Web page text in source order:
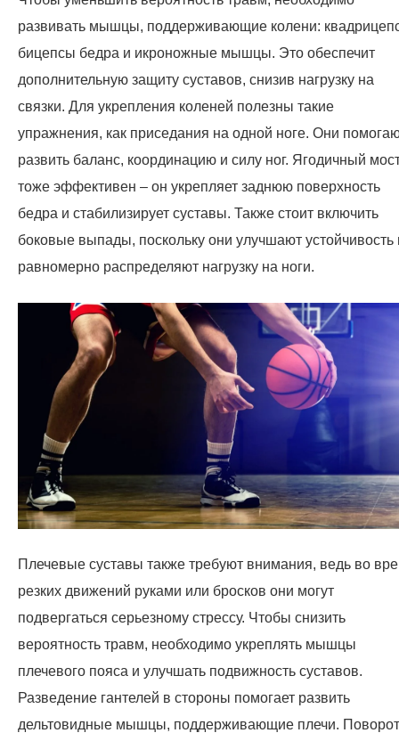
развивать мышцы, поддерживающие колени:
бицепсы бедра и икроножные мышцы. Это обеспечит
дополнительную защиту суставов, снизив нагрузку на
связки. Для укрепления коленей полезны такие
упражнения, как приседания на одной ноге. Они
развить баланс, координацию и силу ног. Ягодичный
тоже эффективен – он укрепляет заднюю поверхность
бедра и стабилизирует суставы. Также стоит включить
боковые выпады, поскольку они улучшают устойчивость
равномерно распределяют нагрузку на ноги.
Плечевые суставы также требуют внимания, ведь во
резких движений руками или бросков они могут
подвергаться серьезному стрессу. Чтобы снизить
вероятность травм, необходимо укреплять мышцы
плечевого пояса и улучшать подвижность суставов.
Разведение гантелей в стороны помогает развить
дельтовидные мышцы, поддерживающие плечи.